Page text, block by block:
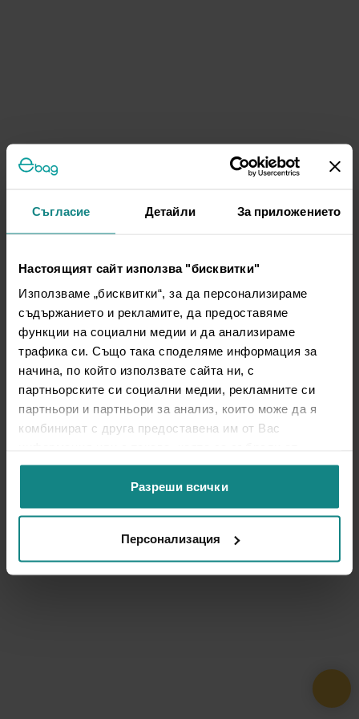
Съгласие Детайли За приложението
Настоящият сайт използва "бисквитки"
Използваме „бисквитки“, за да персонализираме
съдържанието и рекламите, да предоставяме
функции на социални медии и да анализираме
трафика си. Също така споделяме информация за
начина, по който използвате сайта ни, с
партньорските си социални медии, рекламните си
партньори и партньори за анализ, които може да я
комбинират с друга предоставена им от Вас
ползването от Ваша страна на услугите им.
Разреши всички
Персонализация